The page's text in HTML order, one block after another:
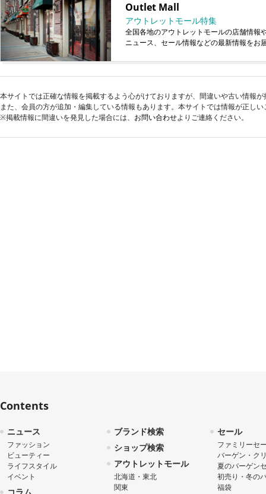
Outlet Mall
アウトレットモール特集
全国各地のアウトレットモールの店舗情報
ニュース、セール情報などの最新情報をお
本サイトでは正確な情報を掲載するよう心がけておりますが、間違いや古い情報
また、会員の方が追加・編集している情報もあります。本サイトでは情報が正し
※掲載情報に間違いを発見した場合には、 お問い合わせよりご連絡ください。
Contents
ニュース
ファッション
ビューティー
ライフスタイル
イベント
ブランド検索
ショップ検索
アウトレットモール
北海道・東北
関東
セール
ファミリーセ
バーゲン・ク
夏のバーゲン
初売り・冬の
福袋